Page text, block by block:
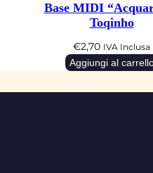
Base MIDI
Toqinho
€2,70 IVA Inclusa
Aggiungi al